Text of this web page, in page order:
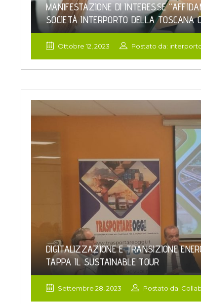
MANIFESTAZIONE DI INTERESSE
SOCIETÀ INTERPORTO DELLA TOSCANA
Ottobre 12, 2023 Postato da:
DIGITALIZZAZIONE E TRANSIZIONE
TAPPA IL SUSTAINABLE TOUR
Settembre 28, 2023 Postato da: